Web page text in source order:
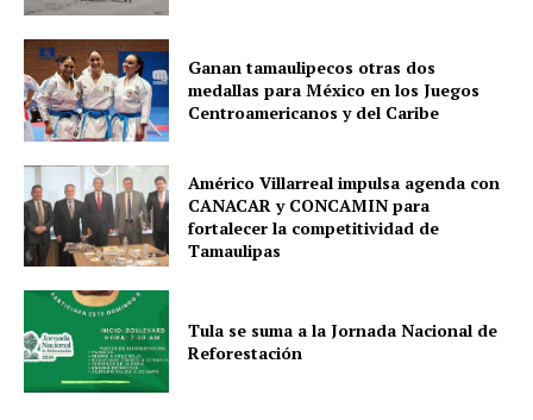
Ganan tamaulipecos otras dos
medallas para México en los Juegos
Centroamericanos y del Caribe
Américo Villarreal impulsa agenda con
CANACAR y CONCAMIN para
fortalecer la competitividad de
Tamaulipas
Tula se suma a la Jornada Nacional de
Reforestación